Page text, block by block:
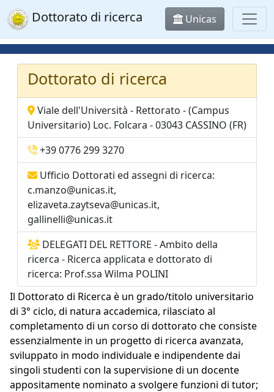
Dottorato di ricerca Unicas
Dottorato di ricerca
Viale dell'Università - Rettorato - (Campus
Universitario) Loc. Folcara - 03043 CASSINO (FR)
+39 0776 299 3270
Ufficio Dottorati ed assegni di ricerca:
c.manzo@unicas.it,
elizaveta.zaytseva@unicas.it,
gallinelli@unicas.it
DELEGATI DEL RETTORE - Ambito della
ricerca - Ricerca applicata e dottorato di
ricerca: Prof.ssa Wilma POLINI
Il Dottorato di Ricerca è un grado/titolo universitario
di 3° ciclo, di natura accademica, rilasciato al
completamento di un corso di dottorato che consiste
essenzialmente in un progetto di ricerca avanzata,
sviluppato in modo individuale e indipendente dai
singoli studenti con la supervisione di un docente
appositamente nominato a svolgere funzioni di tutor;